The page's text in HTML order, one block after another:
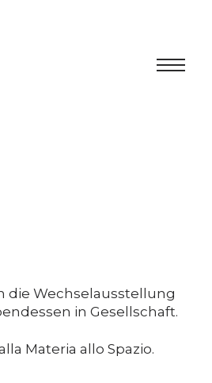
Stiftung
die Wechselausstellung
in Gesellschaft.
Materia allo Spazio.